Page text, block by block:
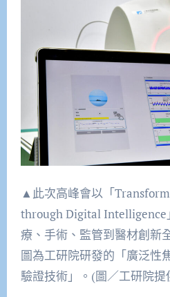
▲此次高峰會以「
through Digital Intelligence
療、手術、監管到醫材創新
圖為工研院研發的「廣泛性
驗證技術」。(圖／工研院提